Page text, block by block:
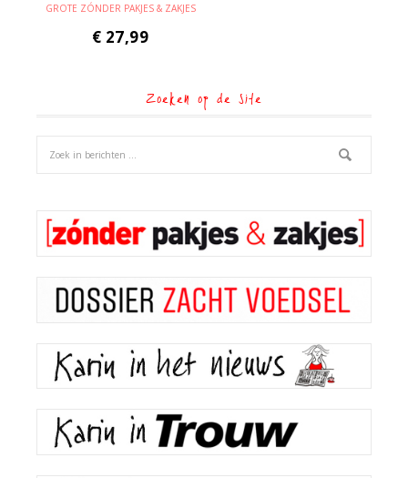
GROTE ZÓNDER PAKJES & ZAKJES
€ 27,99
Zoeken op de site